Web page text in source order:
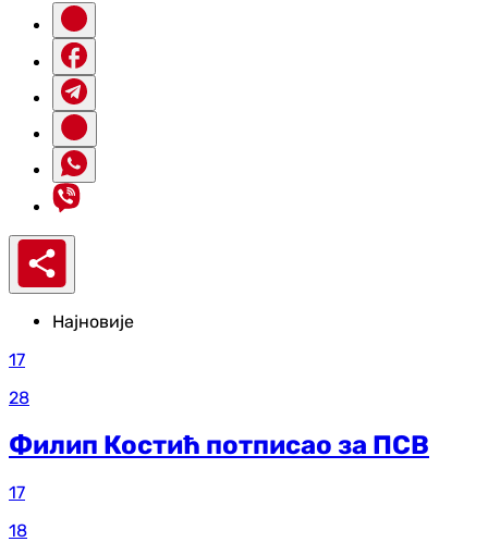
Најновије
17
28
Филип Костић потписао за ПСВ
17
18